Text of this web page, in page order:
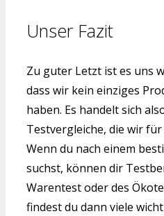
Unser Fazit
Zu guter Letzt ist es uns
dass wir kein einziges
haben. Es handelt sich
Testvergleiche, die wir
Wenn du nach einem
suchst, können dir
Warentest oder des
findest du dann viele